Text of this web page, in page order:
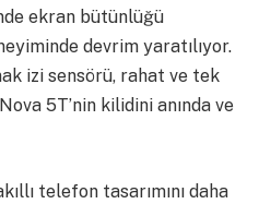
ekran bütünlüğü
devrim yaratılıyor.
izi sensörü, rahat ve tek
5T’nin kilidini anında ve
telefon tasarımını daha